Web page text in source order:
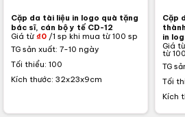
Cặp da tài liệu in logo quà tặng
bác sĩ, cán bộ y tế CD-12
Giá từ ₫0 /1 sp khi mua từ 100 sp
TG sản xuất: 7-10 ngày
Tối thiểu: 100
Kích thước: 32x23x9cm
Cặp
in
Giá từ
từ
TG
Tối
Kích